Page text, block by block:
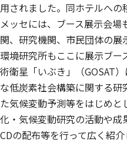
用されました。同ホテルへ
メッセには、ブース展示会
関、研究機関、市民団体の
環境研究所もここに展示ブ
術衛星「いぶき」（GOSAT
な低炭素社会構築に関する
た気候変動予測等をはじめ
化・気候変動研究の活動や
CDの配布等を行って広く紹介